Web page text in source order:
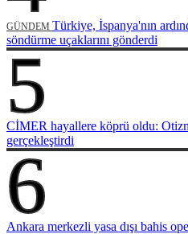
GÜNDEM Türkiye, İspanya'nın
söndürme uçaklarını gönderdi
5
CİMER hayallere köprü oldu:
gerçekleştirdi
6
Ankara merkezli yasa dışı bahis